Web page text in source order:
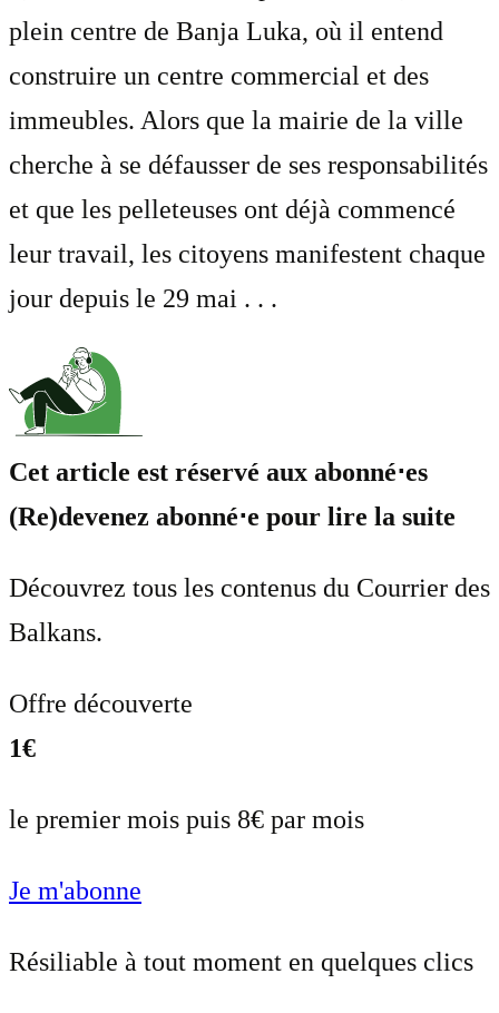
plein centre de Banja Luka, où il entend
construire un centre commercial et des
immeubles. Alors que la mairie de la ville
cherche à se défausser de ses responsabilités
et que les pelleteuses ont déjà commencé
leur travail, les citoyens manifestent chaque
jour depuis le 29 mai . . .
Cet article est réservé aux abonné⋅es
(Re)devenez abonné⋅e pour lire la suite
Découvrez tous les contenus du Courrier des
Balkans.
Offre découverte
1€
le premier mois puis 8€ par mois
Je m'abonne
Résiliable à tout moment en quelques clics